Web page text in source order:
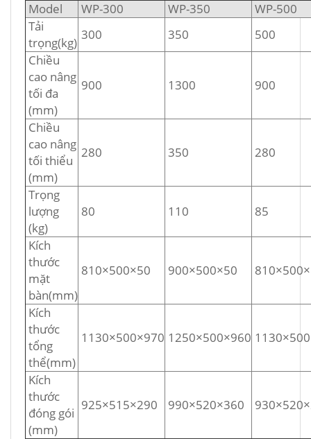
Model WP-300 WP-350
WP-500
Tải
trọng(kg)
300 350
500
Chiều
cao nâng
tối đa
(mm)
900 1300 900
Chiều
cao nâng
tối thiểu
(mm)
280 350 280
Trọng
lượng
(kg)
80 110 85
Kích
thước
mặt
bàn(mm)
810×500×50 900×500×50
Kích
thước
tổng
thể(mm)
1130×500×970 1250×500×960
Kích
thước
đóng gói
(mm)
925×515×290 990×520×360